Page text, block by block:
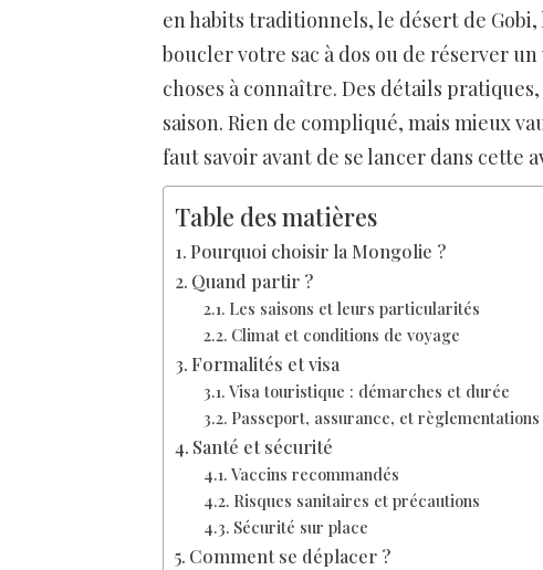
en habits traditionnels, le désert de
boucler votre sac à dos ou de réserver
choses à connaître. Des détails
saison. Rien de compliqué, mais mieux
faut savoir avant de se lancer dans cette
Table des matières
Pourquoi choisir la Mongolie ?
Quand partir ?
Les saisons et leurs particularités
Climat et conditions de voyage
Formalités et visa
Visa touristique : démarches et durée
Passeport, assurance, et règlementations
Santé et sécurité
Vaccins recommandés
Risques sanitaires et précautions
Sécurité sur place
Comment se déplacer ?